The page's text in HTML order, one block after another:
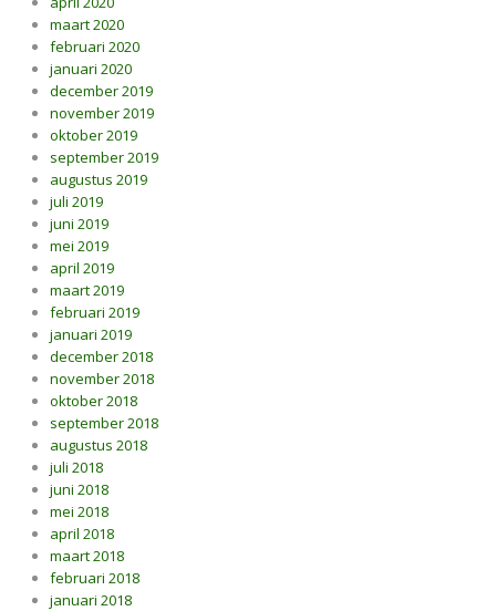
maart 2020
februari 2020
januari 2020
december 2019
november 2019
oktober 2019
september 2019
augustus 2019
juli 2019
juni 2019
mei 2019
april 2019
maart 2019
februari 2019
januari 2019
december 2018
november 2018
oktober 2018
september 2018
augustus 2018
juli 2018
juni 2018
mei 2018
april 2018
maart 2018
februari 2018
januari 2018